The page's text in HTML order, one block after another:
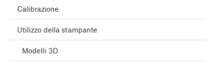
Calibrazione
Utilizzo della stampante
Modelli 3D